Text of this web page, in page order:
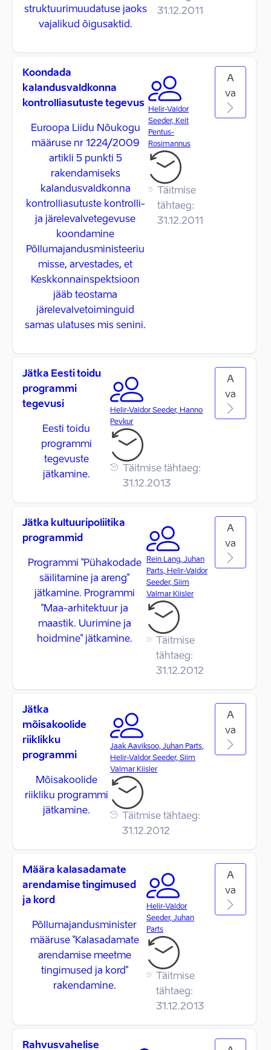
struktuurimuudatuse jaoks
vajalikud õigusaktid.
31.12.2011
Koondada
kalandusvaldkonna
kontrolliasutuste tegevus
Euroopa Liidu Nõukogu
määruse nr 1224/2009
artikli 5 punkti 5
rakendamiseks
kalandusvaldkonna
kontrolliasutuste kontrolli-
ja järelevalvetegevuse
koondamine
Põllumajandusministeeriu
misse, arvestades, et
Keskkonnainspektsioon
jääb teostama
järelevalvetoiminguid
samas ulatuses mis senini.
Helir-Valdor
Seeder, Keit
Pentus-
Rosimannus
Täitmise
tähtaeg:
31.12.2011
A
va
Jätka Eesti toidu
programmi
tegevusi
Eesti toidu
programmi
tegevuste
jätkamine.
Helir-Valdor Seeder, Hanno
Pevkur
Täitmise tähtaeg:
31.12.2013
A
va
Jätka kultuuripoliitika
programmid
Programmi "Pühakodade
säilitamine ja areng"
jätkamine. Programmi
"Maa-arhitektuur ja
maastik. Uurimine ja
hoidmine" jätkamine.
Rein Lang, Juhan
Parts, Helir-Valdor
Seeder, Siim
Valmar Kiisler
Täitmise
tähtaeg:
31.12.2012
A
va
Jätka
mõisakoolide
riiklikku
programmi
Mõisakoolide
riikliku programmi
jätkamine.
Jaak Aaviksoo, Juhan Parts,
Helir-Valdor Seeder, Siim
Valmar Kiisler
Täitmise tähtaeg:
31.12.2012
A
va
Määra kalasadamate
arendamise tingimused
ja kord
Põllumajandusminister
määruse "Kalasadamate
arendamise meetme
tingimused ja kord"
rakendamine.
Helir-Valdor
Seeder, Juhan
Parts
Täitmise
tähtaeg:
31.12.2013
A
va
Rahvusvahelise